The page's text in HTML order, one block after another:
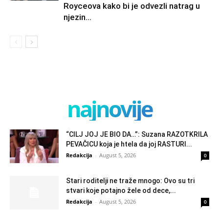
Royceova kako bi je odvezli natrag u
njezin...
najnovije
“CILJ JOJ JE BIO DA…”: Suzana RAZOTKRILA
PEVAČICU koja je htela da joj RASTURI...
Redakcija - August 5, 2026 0
Stari roditelji ne traže mnogo: Ovo su tri
stvari koje potajno žele od dece,...
Redakcija - August 5, 2026 0